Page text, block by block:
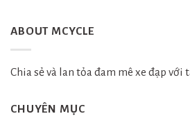
ABOUT MCYCLE
Chia sẻ và lan tỏa đam mê xe đạp với
CHUYÊN MỤC